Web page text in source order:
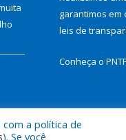
garantimos em
leis de
Conheça o
Mapa do Site
a política de
). Se você